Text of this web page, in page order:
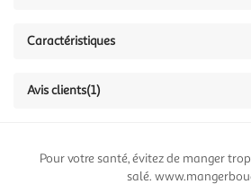
Caractéristiques
Avis clients(1)
Pour votre santé, évitez de manger
salé.